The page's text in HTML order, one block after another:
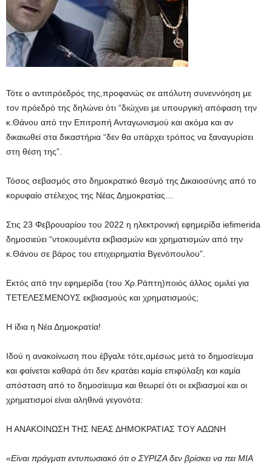
Τότε ο αντιπρόεδρός της,προφανώς σε απόλυτη συνεννόηση με
τον πρόεδρό της δηλώνει ότι “διώχνει με υπουργική απόφαση την
κ.Θάνου από την Επιτροπή Ανταγωνισμού και ακόμα και αν
δικαιωθεί στα δικαστήρια “δεν θα υπάρχει τρόπος να ξαναγυρίσει
στη θέση της”.
Τόσος σεβασμός στο δημοκρατικό θεσμό της Δικαιοσύνης από το
κορυφαίο στέλεχος της Νέας Δημοκρατίας…
Στις 23 Φεβρουαρίου του 2022 η ηλεκτρονική εφημερίδα iefimerida
δημοσιεύει “ντοκουμέντα εκβιασμών και χρηματισμών από την
κ.Θάνου σε βάρος του επιχειρηματία Βγενόπουλου”.
Εκτός από την εφημερίδα (του Χρ.Ράπτη)ποιός άλλος ομιλεί για
ΤΕΤΕΛΕΣΜΕΝΟΥΣ εκβιασμούς και χρηματισμούς;
Η ίδια η Νέα Δημοκρατία!
Ιδού η ανακοίνωση που έβγαλε τότε,αμέσως μετά το δημοσίευμα
και φαίνεται καθαρά ότι δεν κρατάει καμία επιφύλαξη και καμία
απόσταση από το δημοσίευμα και θεωρεί ότι οι εκβιασμοί και οι
χρηματισμοί είναι αληθινά γεγονότα:
Η ΑΝΑΚΟΙΝΩΣΗ ΤΗΣ ΝΕΑΣ ΔΗΜΟΚΡΑΤΙΑΣ ΤΟΥ ΑΔΩΝΗ
«Είναι πράγματι εντυπωσιακό ότι ο ΣΥΡΙΖΑ δεν βρίσκει να πει ΜΙΑ